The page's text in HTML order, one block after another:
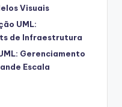
Visuais
UML:
de Infraestrutura
Gerenciamento
Escala